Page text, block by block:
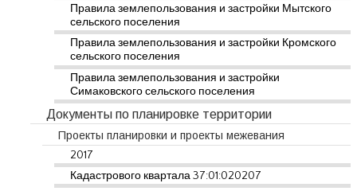
Правила землепользования и застройки Мытского
сельского поселения
Правила землепользования и застройки Кромского
сельского поселения
Правила землепользования и застройки
Симаковского сельского поселения
Документы по планировке территории
Проекты планировки и проекты межевания
2017
Кадастрового квартала 37:01:020207